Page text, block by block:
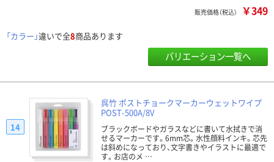
販売価格（税込） ￥349
「カラー」違いで全8商品あります
バリエーション一覧へ
呉竹 ポストチョークマーカーウェットワイプ
POST-500A/8V
ブラックボードやガラスなどに書いて水拭きで消
せるマーカーです。6mm芯。水性顔料インキ。芯先
は斜めになっており、文字書きやイラストに最適で
す。お店のメ …
14